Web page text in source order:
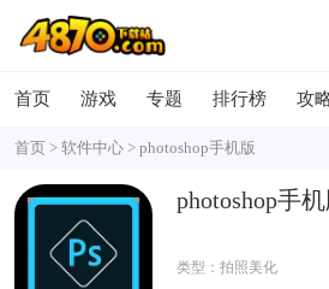
首页 游戏 专题 排行榜 攻
首页 > 软件中心 > photoshop手机版
photoshop手
类型：拍照美化